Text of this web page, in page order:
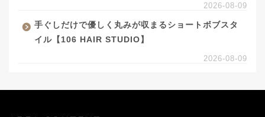
2026-08-09
手ぐしだけで優しく丸みが収まるショートボブスタ
イル【106 HAIR STUDIO】
2026-08-09